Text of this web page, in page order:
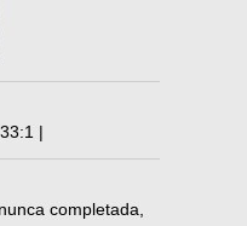
|
completada,